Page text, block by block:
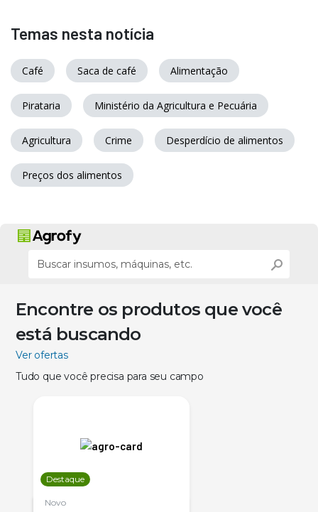
Temas nesta notícia
Café Saca de café Alimentação
Pirataria Ministério da Agricultura e Pecuária
Agricultura Crime Desperdício de alimentos
Preços dos alimentos
Encontre os produtos que você
está buscando
Ver ofertas
Tudo que você precisa para seu campo
Destaque
Novo